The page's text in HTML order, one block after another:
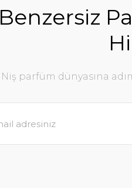
Benzersiz
Niş parfüm dünyasına